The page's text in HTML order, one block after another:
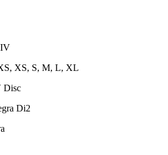
XS, S, M, L, XL
Disc
Di2